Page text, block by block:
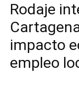
Rodaje
impacto
empleo